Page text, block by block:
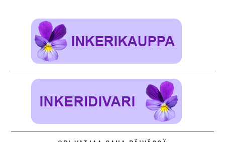
KULTTUURI
INKERIN
KULTTUURISEURA RY
MOOSES PUTRON
KOTIMUSEO